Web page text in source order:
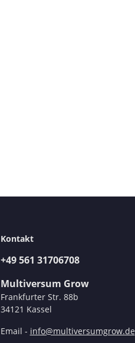
Kontakt
+49 561 31706708
Multiversum Grow
Frankfurter Str. 88b
34121 Kassel
Email - info@multiversumgrow.de